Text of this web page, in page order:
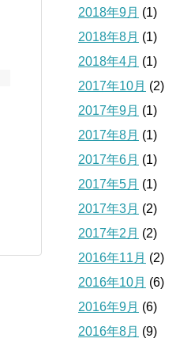
2018年9月 (1)
2018年8月 (1)
2018年4月 (1)
2017年10月 (2)
2017年9月 (1)
2017年8月 (1)
2017年6月 (1)
2017年5月 (1)
2017年3月 (2)
2017年2月 (2)
2016年11月 (2)
2016年10月 (6)
2016年9月 (6)
2016年8月 (9)